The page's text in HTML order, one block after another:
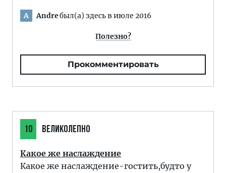
A Andreбыл(а) здесь в июле 2016
Полезно?
Прокомментировать
10 ВЕЛИКОЛЕПНО
Какое же наслаждение
Какое же наслаждение-гостить,будто у